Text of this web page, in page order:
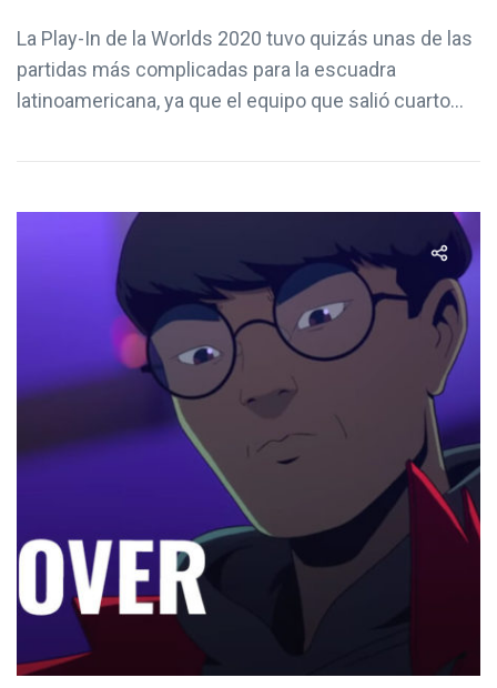
La Play-In de la Worlds 2020 tuvo quizás unas de las
partidas más complicadas para la escuadra
latinoamericana, ya que el equipo que salió cuarto...